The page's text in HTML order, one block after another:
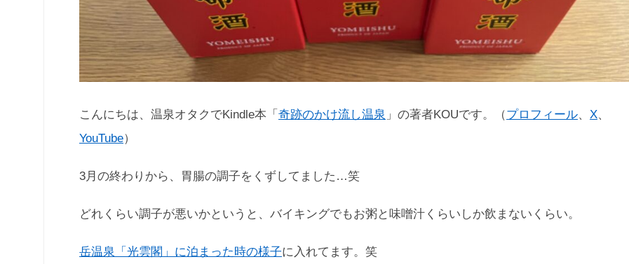
こんにちは、温泉オタクでKindle本「 奇跡のかけ流し温泉 」の著者KOUです。（プロフィール、 X、
YouTube）
3月の終わりから、胃腸の調子をくずしてました…笑
どれくらい調子が悪いかというと、バイキングでもお粥と味噌汁くらいしか飲まないくらい。
岳温泉「光雲閣」に泊まった時の様子に入れてます。笑